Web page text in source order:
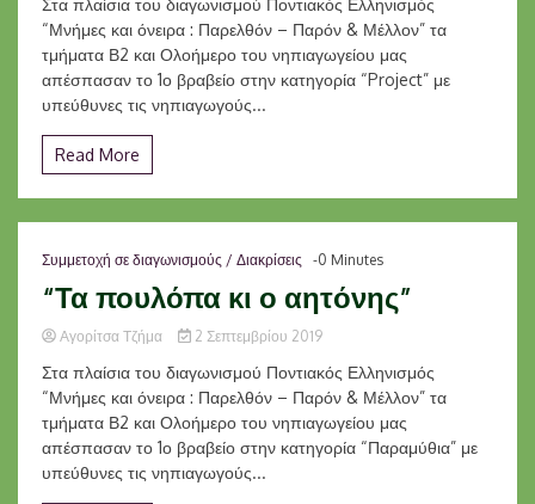
Πόντος
μέσα
τα
μάτια
“Μνήμες και όνειρα : Παρελθόν – Παρόν & Μέλλον” τα
τμήματα Β2 και Ολοήμερο του νηπιαγωγείου μας
απέσπασαν το 1ο βραβείο στην κατηγορία “Project” με
υπεύθυνες τις νηπιαγωγούς...
Read More
Συμμετοχή σε διαγωνισμούς / Διακρίσεις -0 Minutes
“Τα πουλόπα κι ο αητόνης”
Αγορίτσα Τζήμα 2 Σεπτεμβρίου 2019
Στα πλαίσια του διαγωνισμού Ποντιακός Ελληνισμός
“Μνήμες και όνειρα : Παρελθόν – Παρόν & Μέλλον” τα
τμήματα Β2 και Ολοήμερο του νηπιαγωγείου μας
απέσπασαν το 1ο βραβείο στην κατηγορία “Παραμύθια” με
υπεύθυνες τις νηπιαγωγούς...